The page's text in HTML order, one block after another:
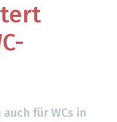
für WCs in